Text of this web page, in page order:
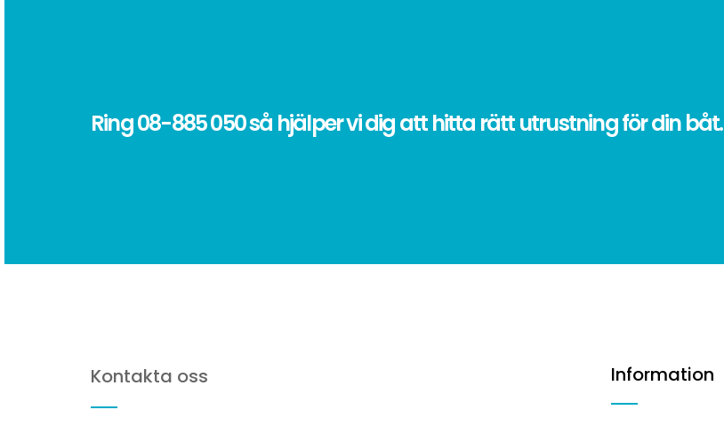
Ring08-885 050så hjälper vi dig att hitta rätt utrustning för din båt.
Kontakta oss Information